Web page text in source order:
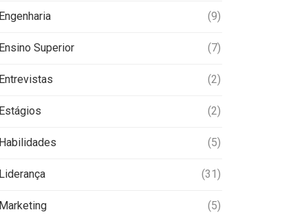
Engenharia (9)
Ensino Superior (7)
Entrevistas (2)
Estágios (2)
Habilidades (5)
Liderança (31)
Marketing (5)